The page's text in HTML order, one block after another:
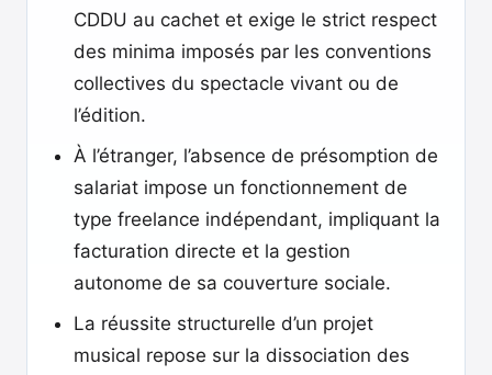
CDDU au cachet et exige le strict respect
des minima imposés par les conventions
collectives du spectacle vivant ou de
l’édition.
À l’étranger, l’absence de présomption de
salariat impose un fonctionnement de
type freelance indépendant, impliquant la
facturation directe et la gestion
autonome de sa couverture sociale.
La réussite structurelle d’un projet
musical repose sur la dissociation des